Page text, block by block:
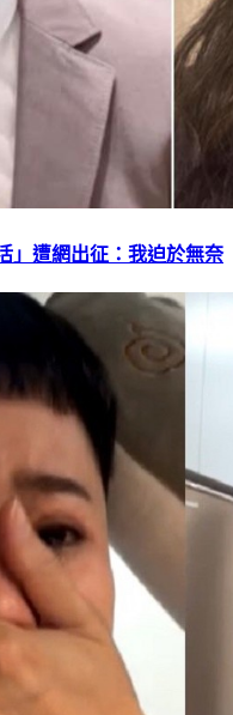
」遭網出征：我迫於無奈